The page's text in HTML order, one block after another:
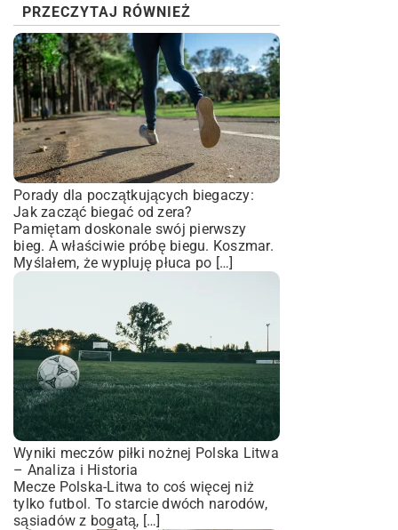
PRZECZYTAJ RÓWNIEŻ
Porady dla początkujących biegaczy:
Jak zacząć biegać od zera?
Pamiętam doskonale swój pierwszy
bieg. A właściwie próbę biegu. Koszmar.
Myślałem, że wypluję płuca po […]
Wyniki meczów piłki nożnej Polska Litwa
– Analiza i Historia
Mecze Polska-Litwa to coś więcej niż
tylko futbol. To starcie dwóch narodów,
sąsiadów z bogatą, […]